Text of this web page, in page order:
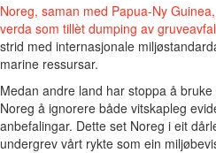
Noreg, saman med Papua-Ny
verda som tillèt dumping av
strid med internasjonale
marine ressursar.
Medan andre land har stoppa å
Noreg å ignorere både vitskapleg
anbefalingar. Dette set Noreg i eit
undergrev vårt rykte som ein